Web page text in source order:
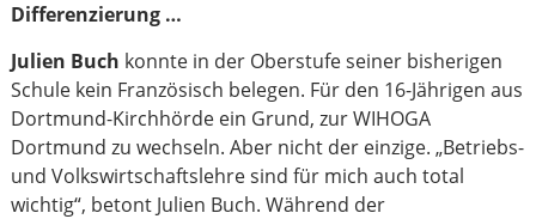
Differenzierung …
Julien Buch konnte in der Oberstufe seiner bisherigen
Schule kein Französisch belegen. Für den 16-Jährigen aus
Dortmund-Kirchhörde ein Grund, zur WIHOGA
Dortmund zu wechseln. Aber nicht der einzige. „Betriebs-
und Volkswirtschaftslehre sind für mich auch total
wichtig“, betont Julien Buch. Während der